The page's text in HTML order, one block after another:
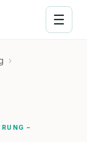
☰
–